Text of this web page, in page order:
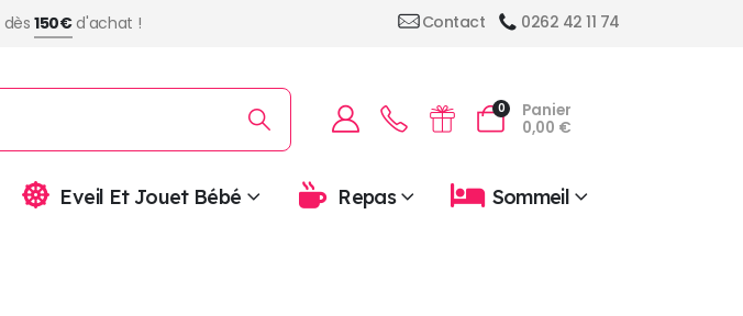
dès150€d'achat ! Contact 0262 42 11 74
0
Panier
0,00 €
Eveil Et Jouet Bébé Repas Sommeil